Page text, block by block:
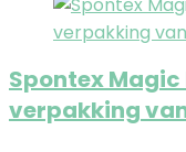
Spontex
verpakking